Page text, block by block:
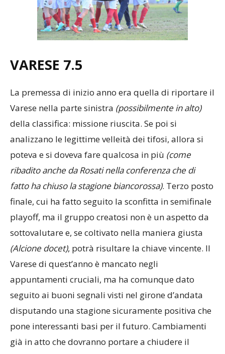
VARESE 7.5
La premessa di inizio anno era quella di riportare il
Varese nella parte sinistra (possibilmente in alto)
della classifica: missione riuscita. Se poi si
analizzano le legittime velleità dei tifosi, allora si
poteva e si doveva fare qualcosa in più (come
ribadito anche da Rosati nella conferenza che di
fatto ha chiuso la stagione biancorossa). Terzo posto
finale, cui ha fatto seguito la sconfitta in semifinale
playoff, ma il gruppo creatosi non è un aspetto da
sottovalutare e, se coltivato nella maniera giusta
(Alcione docet), potrà risultare la chiave vincente. Il
Varese di quest’anno è mancato negli
appuntamenti cruciali, ma ha comunque dato
seguito ai buoni segnali visti nel girone d’andata
disputando una stagione sicuramente positiva che
pone interessanti basi per il futuro. Cambiamenti
già in atto che dovranno portare a chiudere il